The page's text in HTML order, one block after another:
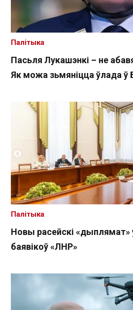
Пасьля Лукашэнкі – не
Як можа зьмяніцца ўлада ў
Палітыка
Новы расейскі «дыплямат»
баявікоў «ЛНР»
Палітыка